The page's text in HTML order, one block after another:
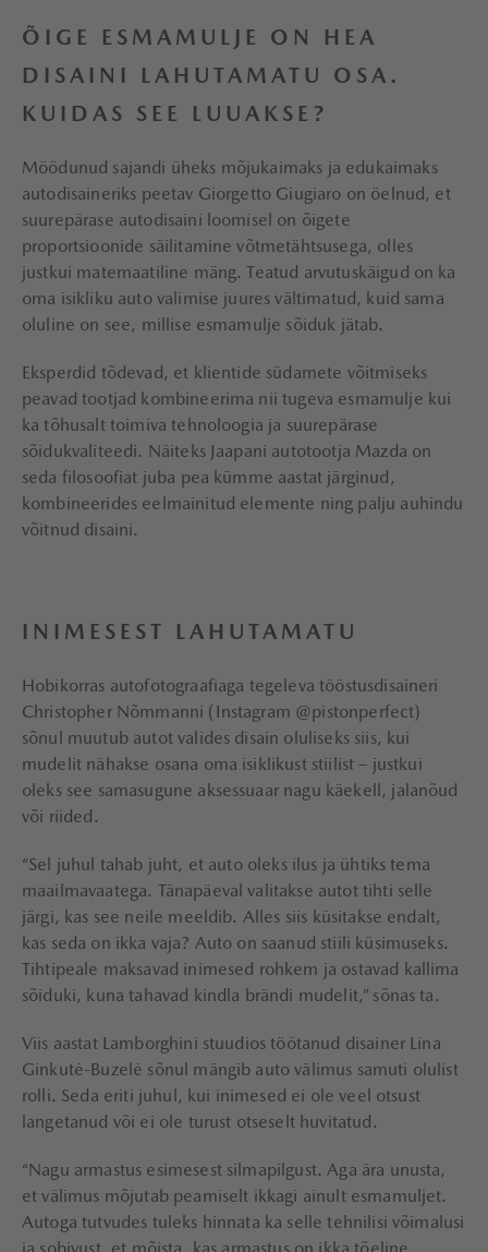
ÕIGE ESMAMULJE ON HEA
DISAINI LAHUTAMATU OSA.
KUIDAS SEE LUUAKSE?
Möödunud sajandi üheks mõjukaimaks ja edukaimaks
autodisaineriks peetav Giorgetto Giugiaro on öelnud, et
suurepärase autodisaini loomisel on õigete
proportsioonide säilitamine võtmetähtsusega, olles
justkui matemaatiline mäng. Teatud arvutuskäigud on ka
oma isikliku auto valimise juures vältimatud, kuid sama
oluline on see, millise esmamulje sõiduk jätab.
Eksperdid tõdevad, et klientide südamete võitmiseks
peavad tootjad kombineerima nii tugeva esmamulje kui
ka tõhusalt toimiva tehnoloogia ja suurepärase
sõidukvaliteedi. Näiteks Jaapani autotootja Mazda on
seda filosoofiat juba pea kümme aastat järginud,
kombineerides eelmainitud elemente ning palju auhindu
võitnud disaini.
INIMESEST LAHUTAMATU
Hobikorras autofotograafiaga tegeleva tööstusdisaineri
Christopher Nõmmanni (Instagram @pistonperfect)
sõnul muutub autot valides disain oluliseks siis, kui
mudelit nähakse osana oma isiklikust stiilist – justkui
oleks see samasugune aksessuaar nagu käekell, jalanõud
või riided.
“Sel juhul tahab juht, et auto oleks ilus ja ühtiks tema
maailmavaatega. Tänapäeval valitakse autot tihti selle
järgi, kas see neile meeldib. Alles siis küsitakse endalt,
kas seda on ikka vaja? Auto on saanud stiili küsimuseks.
Tihtipeale maksavad inimesed rohkem ja ostavad kallima
sõiduki, kuna tahavad kindla brändi mudelit,” sõnas ta.
Viis aastat Lamborghini stuudios töötanud disainer Lina
Ginkutė-Buzelė sõnul mängib auto välimus samuti olulist
rolli. Seda eriti juhul, kui inimesed ei ole veel otsust
langetanud või ei ole turust otseselt huvitatud.
“Nagu armastus esimesest silmapilgust. Aga ära unusta,
et välimus mõjutab peamiselt ikkagi ainult esmamuljet.
Autoga tutvudes tuleks hinnata ka selle tehnilisi võimalusi